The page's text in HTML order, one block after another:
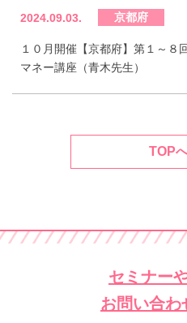
2024.09.03. 京都府
１０月開催【京都府】第１～８
マネー講座（青木先生）
TOP
セミナー
お問い合わ